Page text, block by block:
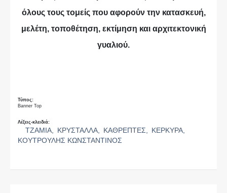
όλους τους τομείς που αφορούν την κατασκευή,
μελέτη, τοποθέτηση, εκτίμηση και αρχιτεκτονική
γυαλιού.
Τύπος:
Banner Top
Λέξεις-κλειδιά:
ΤΖΑΜΙΑ, ΚΡΥΣΤΑΛΛΑ, ΚΑΘΡΕΠΤΕΣ, ΚΕΡΚΥΡΑ,
ΚΟΥΤΡΟΥΛΗΣ ΚΩΝΣΤΑΝΤΙΝΟΣ